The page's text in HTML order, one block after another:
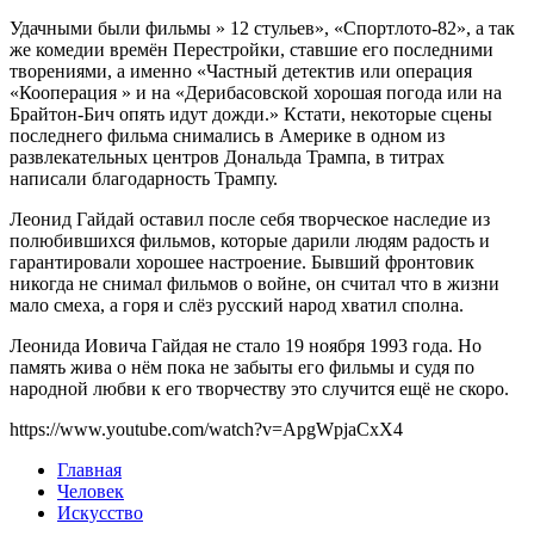
Удачными были фильмы » 12 стульев», «Спортлото-82», а так
же комедии времён Перестройки, ставшие его последними
творениями, а именно «Частный детектив или операция
«Кооперация » и на «Дерибасовской хорошая погода или на
Брайтон-Бич опять идут дожди.» Кстати, некоторые сцены
последнего фильма снимались в Америке в одном из
развлекательных центров Дональда Трампа, в титрах
написали благодарность Трампу.
Леонид Гайдай оставил после себя творческое наследие из
полюбившихся фильмов, которые дарили людям радость и
гарантировали хорошее настроение. Бывший фронтовик
никогда не снимал фильмов о войне, он считал что в жизни
мало смеха, а горя и слёз русский народ хватил сполна.
Леонида Иовича Гайдая не стало 19 ноября 1993 года. Но
память жива о нём пока не забыты его фильмы и судя по
народной любви к его творчеству это случится ещё не скоро.
https://www.youtube.com/watch?v=ApgWpjaCxX4
Главная
Человек
Искусство